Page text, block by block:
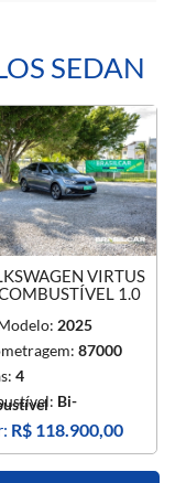
SEDAN
VIRTUS
1.0
2025
87000
4
Bi-
R$ 118.900,00